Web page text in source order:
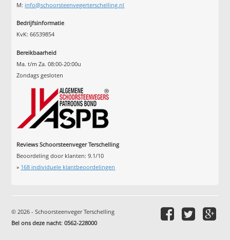
M: info@schoorsteenvegerterschelling.nl
Bedrijfsinformatie
KvK: 66539854
Bereikbaarheid
Ma. t/m Za. 08:00-20:00u
Zondags gesloten
Reviews Schoorsteenveger Terschelling
Beoordeling door klanten:9.1/10
» 168 individuele klantbeoordelingen
© 2026 - Schoorsteenveger Terschelling
Bel ons deze nacht:0562-228000